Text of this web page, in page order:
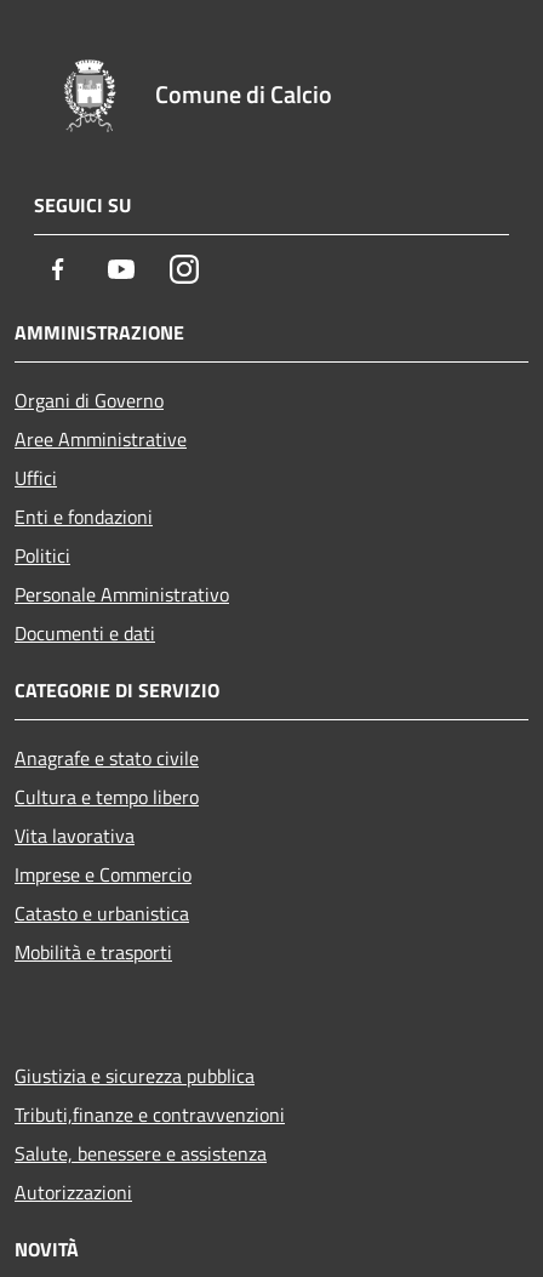
Comune di Calcio
SEGUICI SU
Facebook YoutubeInstagram
AMMINISTRAZIONE
Organi di Governo
Aree Amministrative
Uffici
Enti e fondazioni
Politici
Personale Amministrativo
Documenti e dati
CATEGORIE DI SERVIZIO
Anagrafe e stato civile
Cultura e tempo libero
Vita lavorativa
Imprese e Commercio
Catasto e urbanistica
Mobilità e trasporti
Giustizia e sicurezza pubblica
Tributi,finanze e contravvenzioni
Salute, benessere e assistenza
Autorizzazioni
NOVITÀ